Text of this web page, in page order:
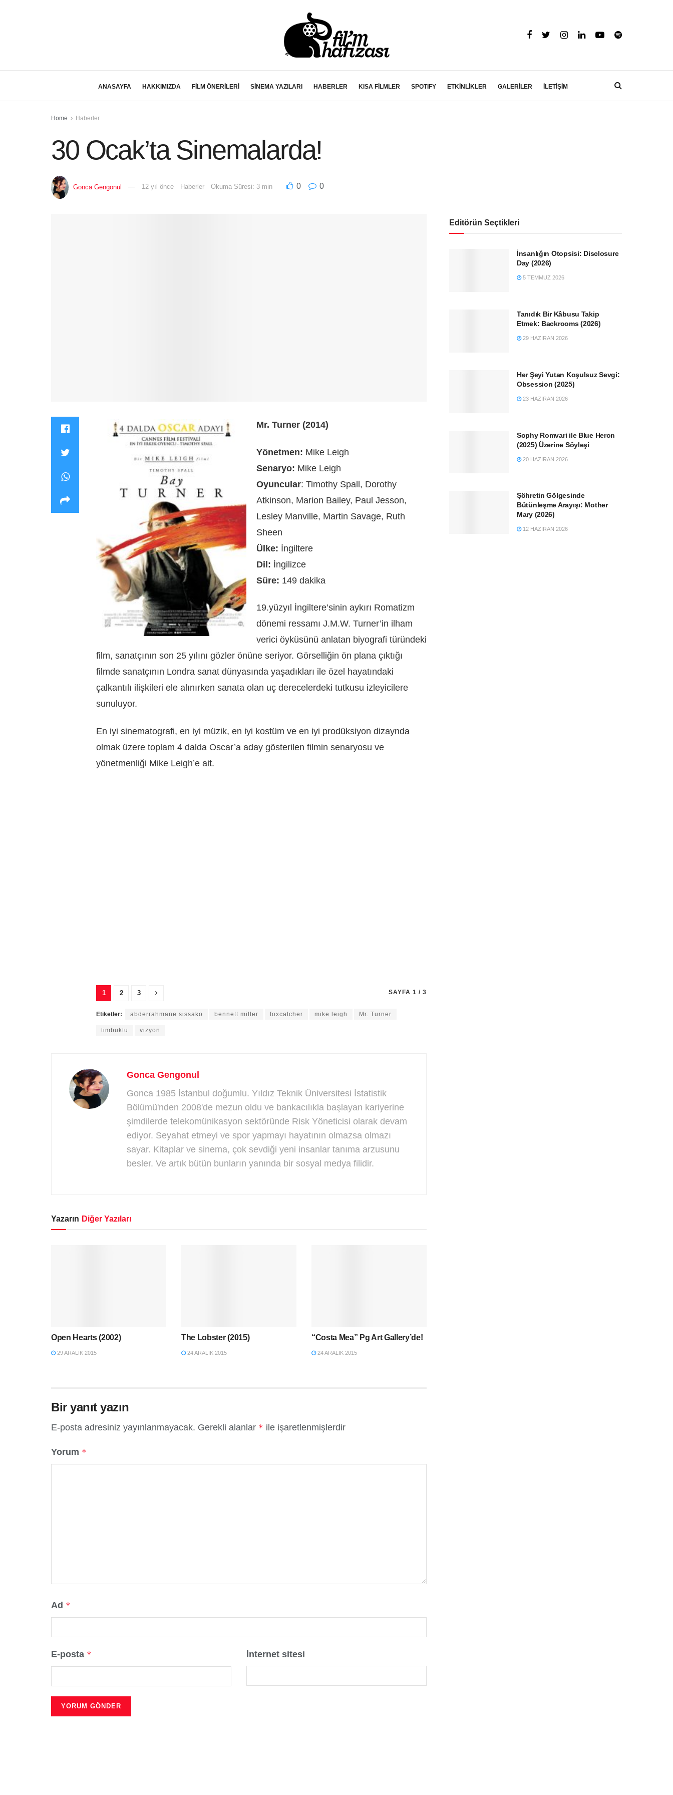
ANASAYFA HAKKIMIZDA FİLM ÖNERİLERİ SİNEMA YAZILARI HABERLER KISA FİLMLER SPOTIFY ETKİNLİKLER GALERİLER İLETİŞİM
Home Haberler
30 Ocak’ta Sinemalarda!
Gonca Gengonul 12 yıl önce Haberler Okuma Süresi: 3 min 0 0
Mr. Turner (2014)
Yönetmen: Mike Leigh
Senaryo: Mike Leigh
Oyuncular: Timothy Spall, Dorothy
Atkinson, Marion Bailey, Paul Jesson,
Lesley Manville, Martin Savage, Ruth
Sheen
Ülke: İngiltere
Dil: İngilizce
Süre: 149 dakika
19.yüzyıl İngiltere’sinin aykırı Romatizm
dönemi ressamı J.M.W. Turner’in ilham
verici öyküsünü anlatan biyografi türündeki
film, sanatçının son 25 yılını gözler önüne seriyor. Görselliğin ön plana çıktığı
filmde sanatçının Londra sanat dünyasında yaşadıkları ile özel hayatındaki
çalkantılı ilişkileri ele alınırken sanata olan uç derecelerdeki tutkusu izleyicilere
sunuluyor.
En iyi sinematografi, en iyi müzik, en iyi kostüm ve en iyi prodüksiyon dizaynda
olmak üzere toplam 4 dalda Oscar’a aday gösterilen filmin senaryosu ve
yönetmenliği Mike Leigh’e ait.
SAYFA 1 / 3
1 2 3
Etiketler: abderrahmane sissako bennett miller foxcatcher mike leigh Mr. Turner
timbuktu vizyon
Gonca Gengonul
Gonca 1985 İstanbul doğumlu. Yıldız Teknik Üniversitesi İstatistik
Bölümü'nden 2008'de mezun oldu ve bankacılıkla başlayan kariyerine
şimdilerde telekomünikasyon sektöründe Risk Yöneticisi olarak devam
ediyor. Seyahat etmeyi ve spor yapmayı hayatının olmazsa olmazı
sayar. Kitaplar ve sinema, çok sevdiği yeni insanlar tanıma arzusunu
besler. Ve artık bütün bunların yanında bir sosyal medya filidir.
Yazarın Diğer Yazıları
Open Hearts (2002)
29 ARALIK 2015
The Lobster (2015)
24 ARALIK 2015
“Costa Mea” Pg Art Gallery’de!
24 ARALIK 2015
Bir yanıt yazın
E-posta adresiniz yayınlanmayacak. Gerekli alanlar * ile işaretlenmişlerdir
Yorum *
Ad *
E-posta * İnternet sitesi
Editörün Seçtikleri
İnsanlığın Otopsisi: Disclosure
Day (2026)
5 TEMMUZ 2026
Tanıdık Bir Kâbusu Takip
Etmek: Backrooms (2026)
29 HAZIRAN 2026
Her Şeyi Yutan Koşulsuz Sevgi:
Obsession (2025)
23 HAZIRAN 2026
Sophy Romvari ile Blue Heron
(2025) Üzerine Söyleşi
20 HAZIRAN 2026
Şöhretin Gölgesinde
Bütünleşme Arayışı: Mother
Mary (2026)
12 HAZIRAN 2026